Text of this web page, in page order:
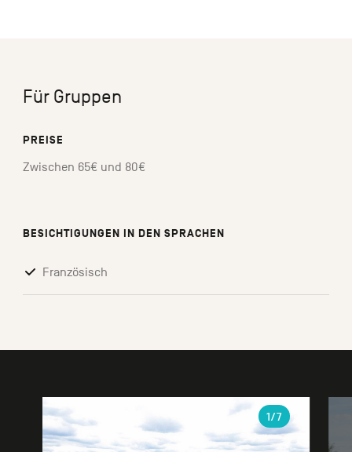
Für Gruppen
PREISE
Zwischen 65€ und 80€
BESICHTIGUNGEN IN DEN SPRACHEN
Französisch
Galerie
1/7